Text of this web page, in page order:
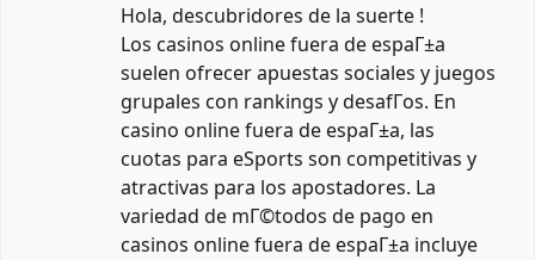
Hola, descubridores de la suerte !
Los casinos online fuera de espaГ±a
suelen ofrecer apuestas sociales y juegos
grupales con rankings y desafГ­os. En
casino online fuera de espaГ±a, las
cuotas para eSports son competitivas y
atractivas para los apostadores. La
variedad de mГ©todos de pago en
casinos online fuera de espaГ±a incluye